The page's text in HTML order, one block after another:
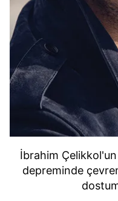
verileriniz işlenmekte
toplumu hizmetlerinin
kullanılmaktadır. Diğer
kılınması ve
reklam/pazarlama
sınırlı olarak açık
Çerezlere ilişkin
vasıtasıyla
için Ayarlar butonuna
Metnimiziziyaret
6698 sayılı Kişisel
İbrahim
depreminde